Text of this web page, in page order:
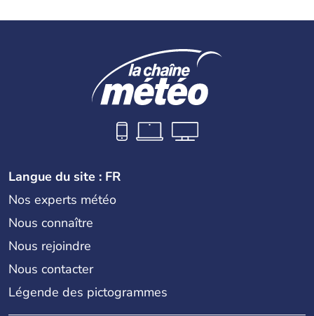
Langue du site : FR
Nos experts météo
Nous connaître
Nous rejoindre
Nous contacter
Légende des pictogrammes